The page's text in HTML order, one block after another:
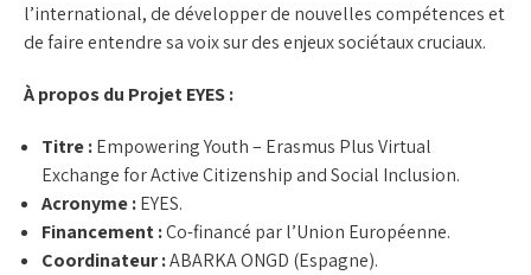
l’international, de développer de nouvelles compétences et
de faire entendre sa voix sur des enjeux sociétaux cruciaux.
À propos du Projet EYES :
Titre :Empowering Youth – Erasmus Plus Virtual
Exchange for Active Citizenship and Social Inclusion.
Acronyme :EYES.
Financement :Co-financé par l’Union Européenne.
Coordinateur :ABARKA ONGD (Espagne).